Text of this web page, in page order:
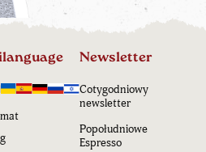
Newsletter
Cotygodniowy
newsletter
Popołudniowe
Espresso